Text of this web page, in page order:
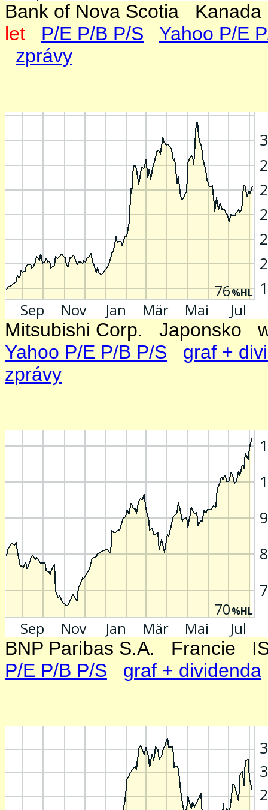
Bank of Nova Scotia
let
P/E P/B P/S
Yahoo P/E
zprávy
Mitsubishi Corp. Japonsko
Yahoo P/E P/B P/S
graf +
zprávy
BNP Paribas S.A. Francie
P/E P/B P/S
graf + dividenda